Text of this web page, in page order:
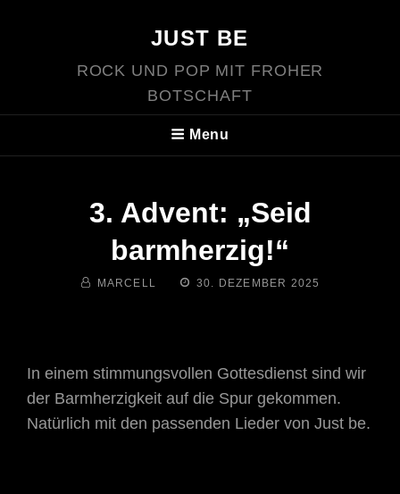
JUST BE
ROCK UND POP MIT FROHER
BOTSCHAFT
Menu
3. Advent: „Seid
barmherzig!“
BY MARCELL
POSTED
30. DEZEMBER 2025
In einem stimmungsvollen Gottesdienst sind wir
der Barmherzigkeit auf die Spur gekommen.
Natürlich mit den passenden Lieder von Just be.